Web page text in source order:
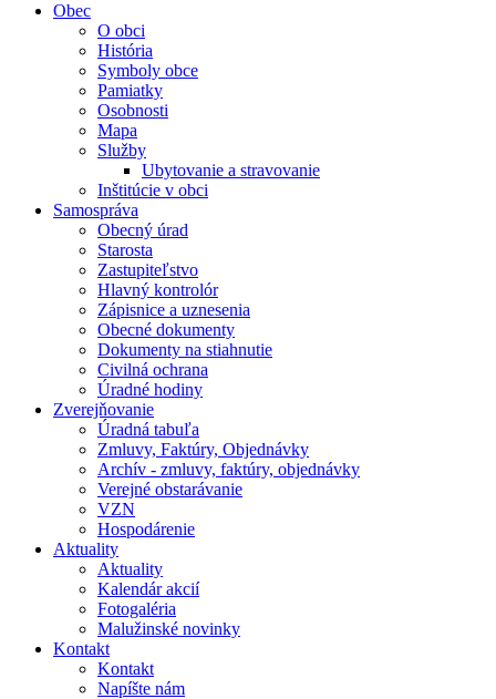
Obec
O obci
História
Symboly obce
Pamiatky
Osobnosti
Mapa
Služby
Ubytovanie a stravovanie
Inštitúcie v obci
Samospráva
Obecný úrad
Starosta
Zastupiteľstvo
Hlavný kontrolór
Zápisnice a uznesenia
Obecné dokumenty
Dokumenty na stiahnutie
Civilná ochrana
Úradné hodiny
Zverejňovanie
Úradná tabuľa
Zmluvy, Faktúry, Objednávky
Archív - zmluvy, faktúry, objednávky
Verejné obstarávanie
VZN
Hospodárenie
Aktuality
Aktuality
Kalendár akcií
Fotogaléria
Malužinské novinky
Kontakt
Kontakt
Napíšte nám